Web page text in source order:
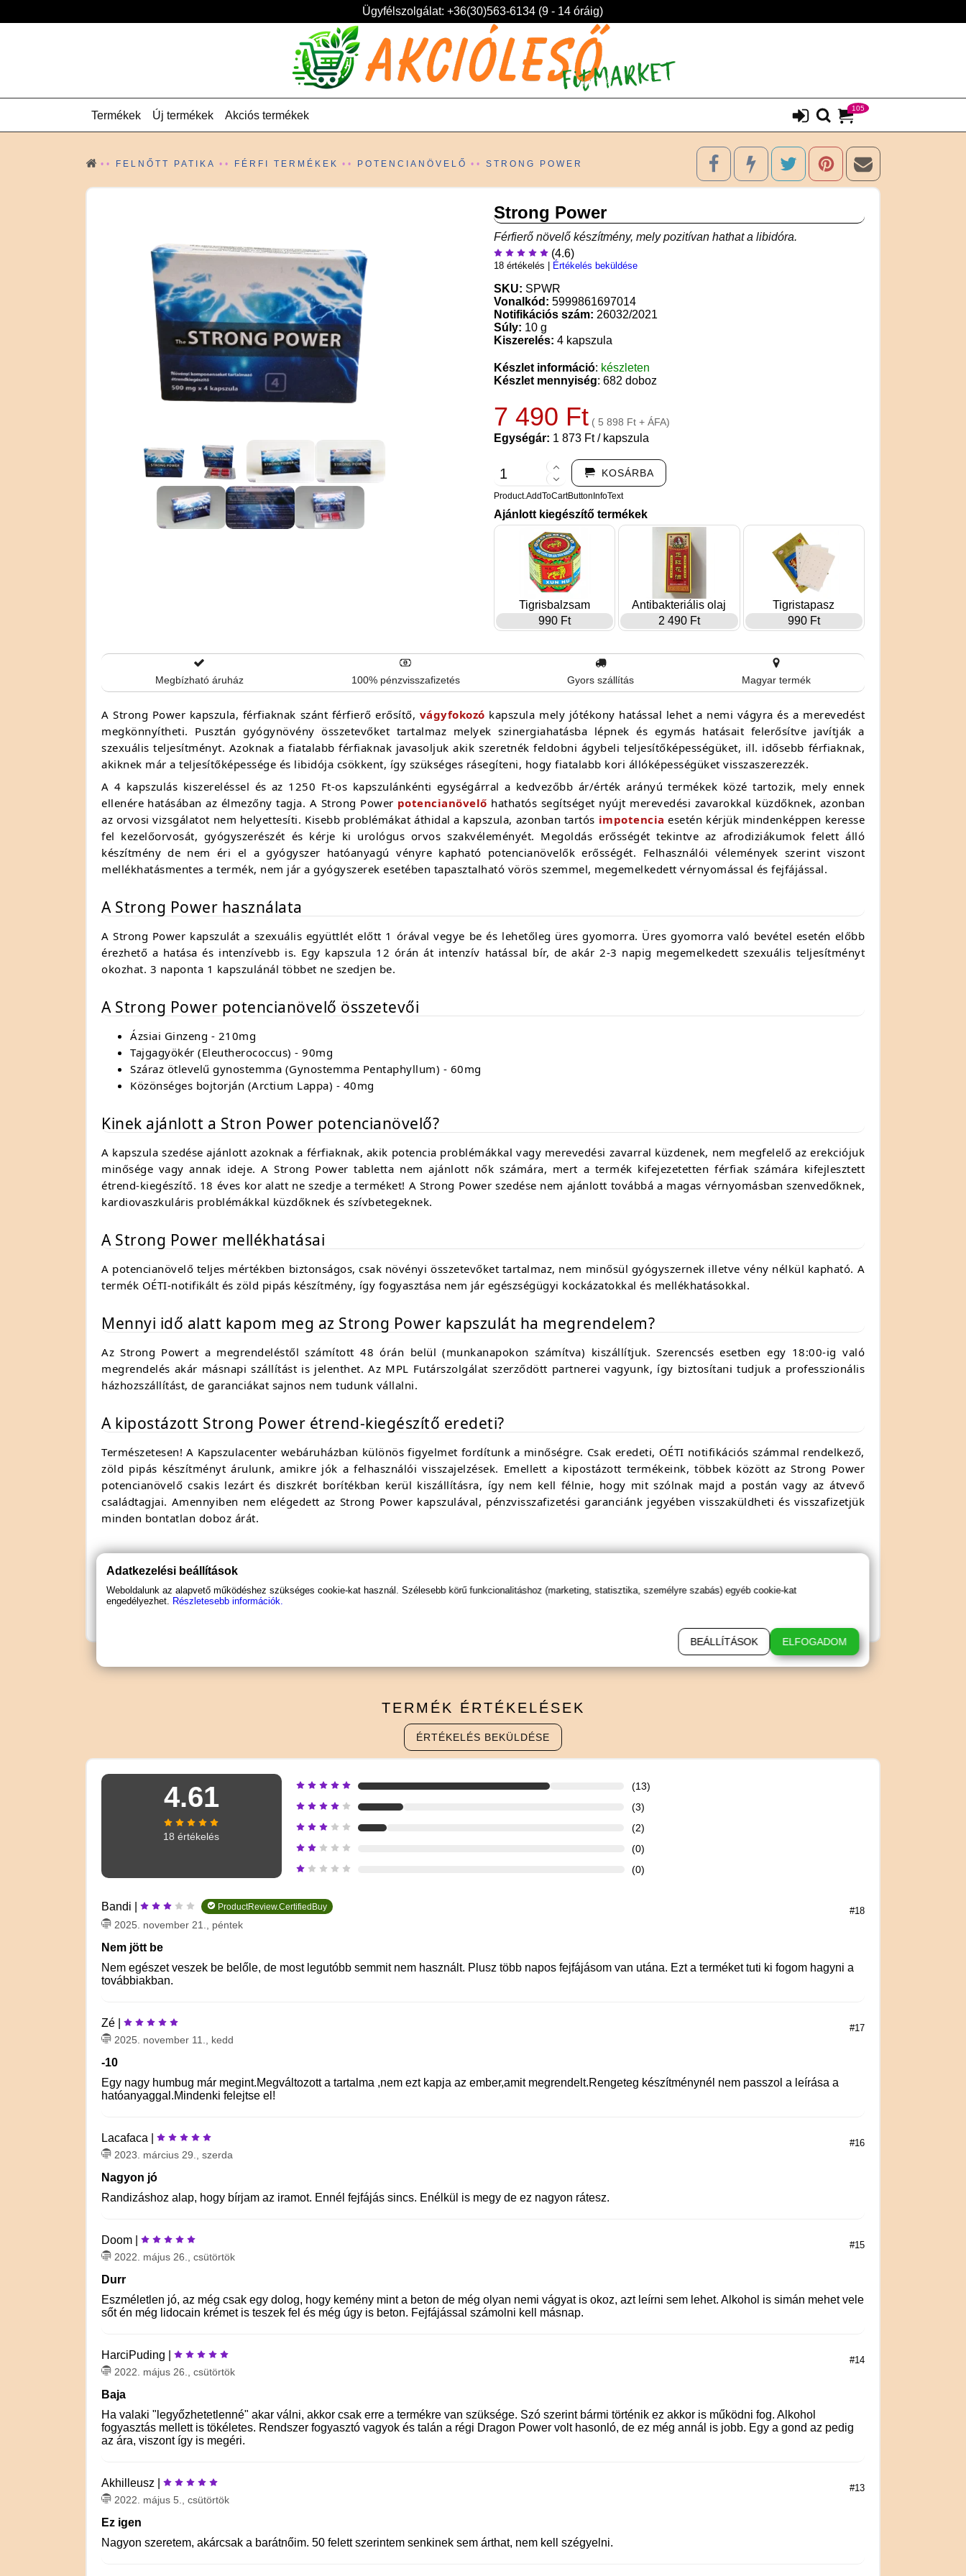
Ügyfélszolgálat: +36(30)563-6134 (9 - 14 óráig)
105
Termékek Új termékek Akciós termékek
FELNŐTT PATIKA FÉRFI TERMÉKEK POTENCIANÖVELŐ STRONG POWER
Strong Power
Férfierő növelő készítmény, mely pozitívan hathat a libidóra.
(4.6)
18 értékelés Értékelés beküldése
SKU: SPWR
Vonalkód: 5999861697014
Notifikációs szám: 26032/2021
Súly: 10 g
Kiszerelés: 4 kapszula
Készlet információ: készleten
Készlet mennyiség: 682 doboz
7 490 Ft ( 5 898 Ft + ÁFA)
Egységár: 1 873 Ft / kapszula
KOSÁRBA
Product.AddToCartButtonInfoText
Ajánlott kiegészítő termékek
Tigrisbalzsam
990 Ft
Antibakteriális olaj
2 490 Ft
Tigristapasz
990 Ft
Megbízható áruház 100% pénzvisszafizetés Gyors szállítás Magyar termék
A Strong Power kapszula, férfiaknak szánt férfierő erősítő, vágyfokozó kapszula mely jótékony hatással lehet a nemi vágyra és a merevedést
megkönnyítheti. Pusztán gyógynövény összetevőket tartalmaz melyek szinergiahatásba lépnek és egymás hatásait felerősítve javítják a
szexuális teljesítményt. Azoknak a fiatalabb férfiaknak javasoljuk akik szeretnék feldobni ágybeli teljesítőképességüket, ill. idősebb férfiaknak,
akiknek már a teljesítőképessége és libidója csökkent, így szükséges rásegíteni, hogy fiatalabb kori állóképességüket visszaszerezzék.
A 4 kapszulás kiszereléssel és az 1250 Ft-os kapszulánkénti egységárral a kedvezőbb ár/érték arányú termékek közé tartozik, mely ennek
ellenére hatásában az élmezőny tagja. A Strong Power potencianövelő hathatós segítséget nyújt merevedési zavarokkal küzdőknek, azonban
az orvosi vizsgálatot nem helyettesíti. Kisebb problémákat áthidal a kapszula, azonban tartós impotencia esetén kérjük mindenképpen keresse
fel kezelőorvosát, gyógyszerészét és kérje ki urológus orvos szakvéleményét. Megoldás erősségét tekintve az afrodiziákumok felett álló
készítmény de nem éri el a gyógyszer hatóanyagú vényre kapható potencianövelők erősségét. Felhasználói vélemények szerint viszont
mellékhatásmentes a termék, nem jár a gyógyszerek esetében tapasztalható vörös szemmel, megemelkedett vérnyomással és fejfájással.
A Strong Power használata
A Strong Power kapszulát a szexuális együttlét előtt 1 órával vegye be és lehetőleg üres gyomorra. Üres gyomorra való bevétel esetén előbb
érezhető a hatása és intenzívebb is. Egy kapszula 12 órán át intenzív hatással bír, de akár 2-3 napig megemelkedett szexuális teljesítményt
okozhat. 3 naponta 1 kapszulánál többet ne szedjen be.
A Strong Power potencianövelő összetevői
Ázsiai Ginzeng - 210mg
Tajgagyökér (Eleutherococcus) - 90mg
Száraz ötlevelű gynostemma (Gynostemma Pentaphyllum) - 60mg
Közönséges bojtorján (Arctium Lappa) - 40mg
Kinek ajánlott a Stron Power potencianövelő?
A kapszula szedése ajánlott azoknak a férfiaknak, akik potencia problémákkal vagy merevedési zavarral küzdenek, nem megfelelő az erekciójuk
minősége vagy annak ideje. A Strong Power tabletta nem ajánlott nők számára, mert a termék kifejezetetten férfiak számára kifejlesztett
étrend-kiegészítő. 18 éves kor alatt ne szedje a terméket! A Strong Power szedése nem ajánlott továbbá a magas vérnyomásban szenvedőknek,
kardiovaszkuláris problémákkal küzdőknek és szívbetegeknek.
A Strong Power mellékhatásai
A potencianövelő teljes mértékben biztonságos, csak növényi összetevőket tartalmaz, nem minősül gyógyszernek illetve vény nélkül kapható. A
termék OÉTI-notifikált és zöld pipás készítmény, így fogyasztása nem jár egészségügyi kockázatokkal és mellékhatásokkal.
Mennyi idő alatt kapom meg az Strong Power kapszulát ha megrendelem?
Az Strong Powert a megrendeléstől számított 48 órán belül (munkanapokon számítva) kiszállítjuk. Szerencsés esetben egy 18:00-ig való
megrendelés akár másnapi szállítást is jelenthet. Az MPL Futárszolgálat szerződött partnerei vagyunk, így biztosítani tudjuk a professzionális
házhozszállítást, de garanciákat sajnos nem tudunk vállalni.
A kipostázott Strong Power étrend-kiegészítő eredeti?
Természetesen! A Kapszulacenter webáruházban különös figyelmet fordítunk a minőségre. Csak eredeti, OÉTI notifikációs számmal rendelkező,
zöld pipás készítményt árulunk, amikre jók a felhasználói visszajelzések. Emellett a kipostázott termékeink, többek között az Strong Power
potencianövelő csakis lezárt és diszkrét borítékban kerül kiszállításra, így nem kell félnie, hogy mit szólnak majd a postán vagy az átvevő
családtagjai. Amennyiben nem elégedett az Strong Power kapszulával, pénzvisszafizetési garanciánk jegyében visszaküldheti és visszafizetjük
minden bontatlan doboz árát.
OÉTI szám: 21184/2019
Az általunk forgalmazott étrend-kiegészítő termékek nem alkalmasak betegségek kezelésére, gyógyítására és azok megelőzésére. A megadott hatások egyénenként változhatnak, azokat nem
minden esetben igazolják vizsgálatok, csak tájékoztató jellegűek, hagyományokon és vásárlói visszajelzéseken alapul! Szükség esetén konzultáljon kezelő orvosával! Az oldalon található étrend-
TERMÉK ÉRTÉKELÉSEK
ÉRTÉKELÉS BEKÜLDÉSE
4.61
18 értékelés
(13)
(3)
(2)
(0)
(0)
#18
Bandi | ProductReview.CertifiedBuy
2025. november 21., péntek
Nem jött be
Nem egészet veszek be belőle, de most legutóbb semmit nem használt. Plusz több napos fejfájásom van utána. Ezt a terméket tuti ki fogom hagyni a
továbbiakban.
#17
Zé |
2025. november 11., kedd
-10
Egy nagy humbug már megint.Megváltozott a tartalma ,nem ezt kapja az ember,amit megrendelt.Rengeteg készítménynél nem passzol a leírása a
hatóanyaggal.Mindenki felejtse el!
#16
Lacafaca |
2023. március 29., szerda
Nagyon jó
Randizáshoz alap, hogy bírjam az iramot. Ennél fejfájás sincs. Enélkül is megy de ez nagyon rátesz.
#15
Doom |
2022. május 26., csütörtök
Durr
Eszméletlen jó, az még csak egy dolog, hogy kemény mint a beton de még olyan nemi vágyat is okoz, azt leírni sem lehet. Alkohol is simán mehet vele
sőt én még lidocain krémet is teszek fel és még úgy is beton. Fejfájással számolni kell másnap.
#14
HarciPuding |
2022. május 26., csütörtök
Baja
Ha valaki "legyőzhetetlenné" akar válni, akkor csak erre a termékre van szüksége. Szó szerint bármi történik ez akkor is működni fog. Alkohol
fogyasztás mellett is tökéletes. Rendszer fogyasztó vagyok és talán a régi Dragon Power volt hasonló, de ez még annál is jobb. Egy a gond az pedig
az ára, viszont így is megéri.
#13
Akhilleusz |
2022. május 5., csütörtök
Ez igen
Nagyon szeretem, akárcsak a barátnőim. 50 felett szerintem senkinek sem árthat, nem kell szégyelni.
Adatkezelési beállítások
Weboldalunk az alapvető működéshez szükséges cookie-kat használ. Szélesebb körű funkcionalitáshoz (marketing, statisztika, személyre szabás) egyéb cookie-kat
engedélyezhet. Részletesebb információk.
BEÁLLÍTÁSOK ELFOGADOM